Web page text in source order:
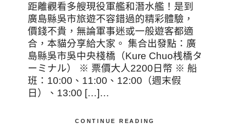
距離觀看多艘現役軍艦和潛水艦！是到
廣島縣吳市旅遊不容錯過的精彩體驗，
價錢不貴，無論軍事迷或一般遊客都適
合，本貓分享給大家。 集合出發點：廣
島縣吳市吳中央棧橋（Kure Chuo桟橋タ
ーミナル） ※ 票價大人2200日幣 ※ 船
班：10:00、11:00、12:00（週末假
日）、13:00 […]…
CONTINUE READING